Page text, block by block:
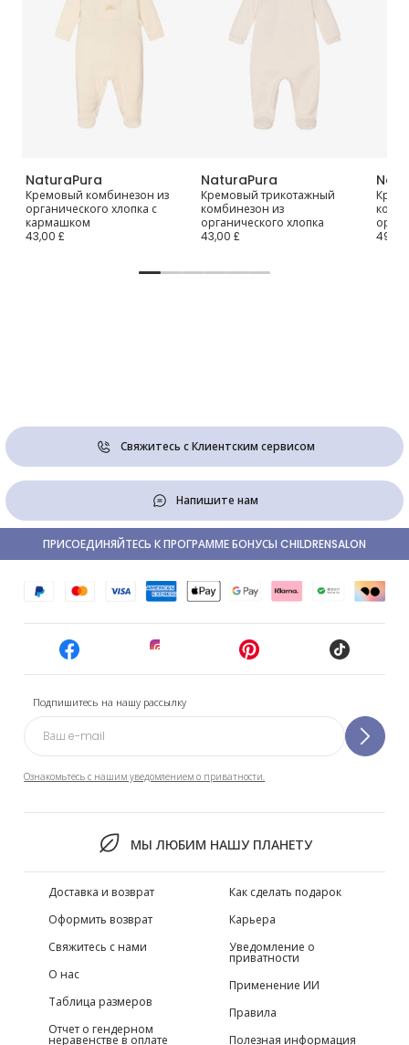
NaturaPura
Кремовый комбинезон из
органического хлопка с
кармашком
43,00 £
NaturaPura
Кремовый трикотажный
комбинезон из
органического хлопка
43,00 £
49,00
Свяжитесь с Клиентским сервисом
Напишите нам
Подпишитесь на нашу рассылку
Ознакомьтесь с нашим уведомлением о приватности.
МЫ ЛЮБИМ НАШУ ПЛАНЕТУ
ПРИСОЕДИНЯЙТЕСЬ К ПРОГРАММЕ БОНУСЫ CHILDRENSALON
Доставка и возврат
Оформить возврат
Свяжитесь с нами
О нас
Таблица размеров
Отчет о гендерном
неравенстве в оплате
Как сделать подарок
Карьера
Уведомление о
приватности
Применение ИИ
Правила
Полезная информация